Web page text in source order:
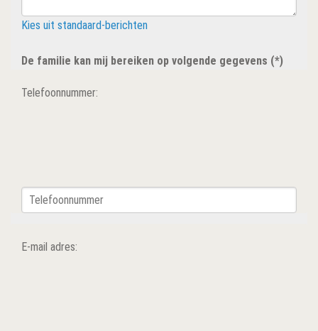
Kies uit standaard-berichten
De familie kan mij bereiken op volgende gegevens (*)
Telefoonnummer:
E-mail adres: